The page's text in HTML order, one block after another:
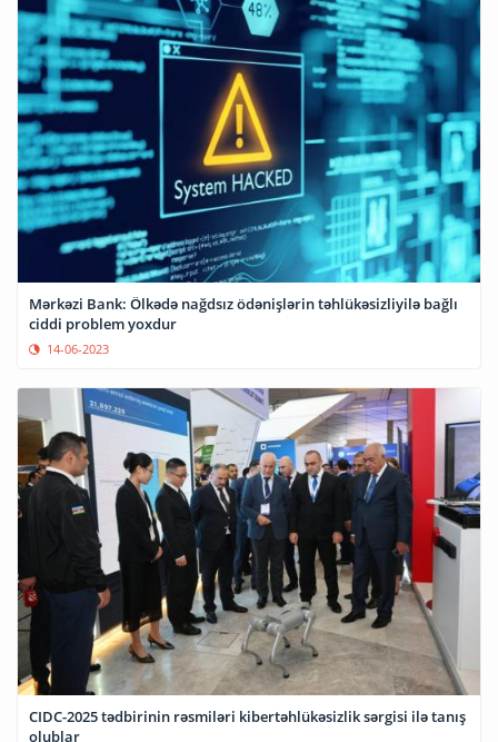
Mərkəzi Bank: Ölkədə nağdsız ödənişlərin təhlükəsizliyilə bağlı
ciddi problem yoxdur
14-06-2023
CIDC-2025 tədbirinin rəsmiləri kibertəhlükəsizlik sərgisi ilə tanış
olublar